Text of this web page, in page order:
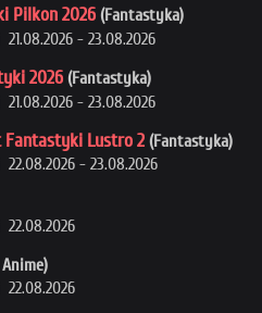
Pilkon 2026 (Fantastyka)
21.08.2026 - 23.08.2026
2026 (Fantastyka)
21.08.2026 - 23.08.2026
Fantastyki Lustro 2 (Fantastyka)
22.08.2026 - 23.08.2026
22.08.2026
22.08.2026